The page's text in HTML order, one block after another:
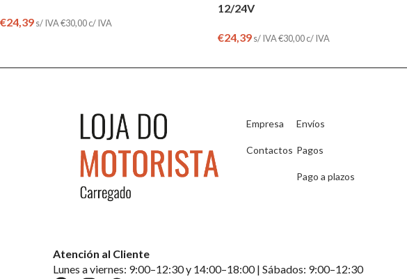
€24,39s/ IVA€30,00c/ IVA
12/24V
€24,39s/ IVA€30,00c/ IVA
Empresa
Contactos
Envíos
Pagos
Pago a plazos
Atención al Cliente
Lunes a viernes: 9:00–12:30 y 14:00–18:00 | Sábados: 9:00–12:30